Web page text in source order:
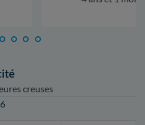
creuses